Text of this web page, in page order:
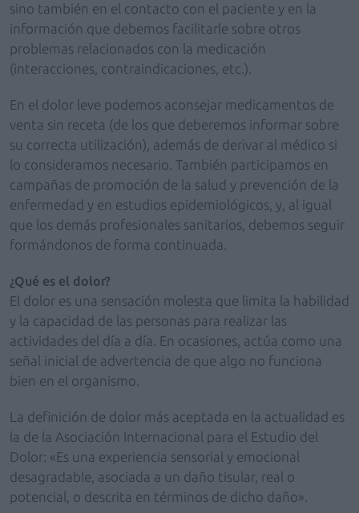
sino también en el contacto con el paciente y en la
información que debemos facilitarle sobre otros
problemas relacionados con la medicación
(interacciones, contraindicaciones, etc.).
En el dolor leve podemos aconsejar medicamentos de
venta sin receta (de los que deberemos informar sobre
su correcta utilización), además de derivar al médico si
lo consideramos necesario. También participamos en
campañas de promoción de la salud y prevención de la
enfermedad y en estudios epidemiológicos, y, al igual
que los demás profesionales sanitarios, debemos seguir
formándonos de forma continuada.
¿Qué es el dolor?
El dolor es una sensación molesta que limita la habilidad
y la capacidad de las personas para realizar las
actividades del día a día. En ocasiones, actúa como una
señal inicial de advertencia de que algo no funciona
bien en el organismo.
La definición de dolor más aceptada en la actualidad es
la de la Asociación Internacional para el Estudio del
Dolor: «Es una experiencia sensorial y emocional
desagradable, asociada a un daño tisular, real o
potencial, o descrita en términos de dicho daño».